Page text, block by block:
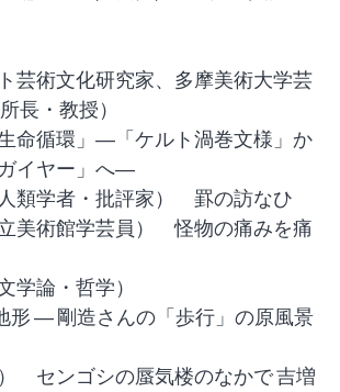
ト芸術文化研究家、多摩美術大学芸
長・教授）
命循環」―「ケルト渦巻文様」か
イヤー」へ―
類学者・批評家） 罫の訪なひ
美術館学芸員） 怪物の痛みを痛
学論・哲学）
形 ― 剛造さんの「歩行」の原風景
） センゴシの蜃気楼のなかで 吉増